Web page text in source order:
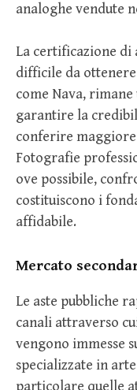
analoghe vendute
La certificazione di
difficile da
come Nava,
garantire la
conferire
Fotografie
ove possibile,
costituiscono i
affidabile.
Mercato
Le aste pubbliche
canali attraverso
vengono immesse
specializzate in
particolare quelle